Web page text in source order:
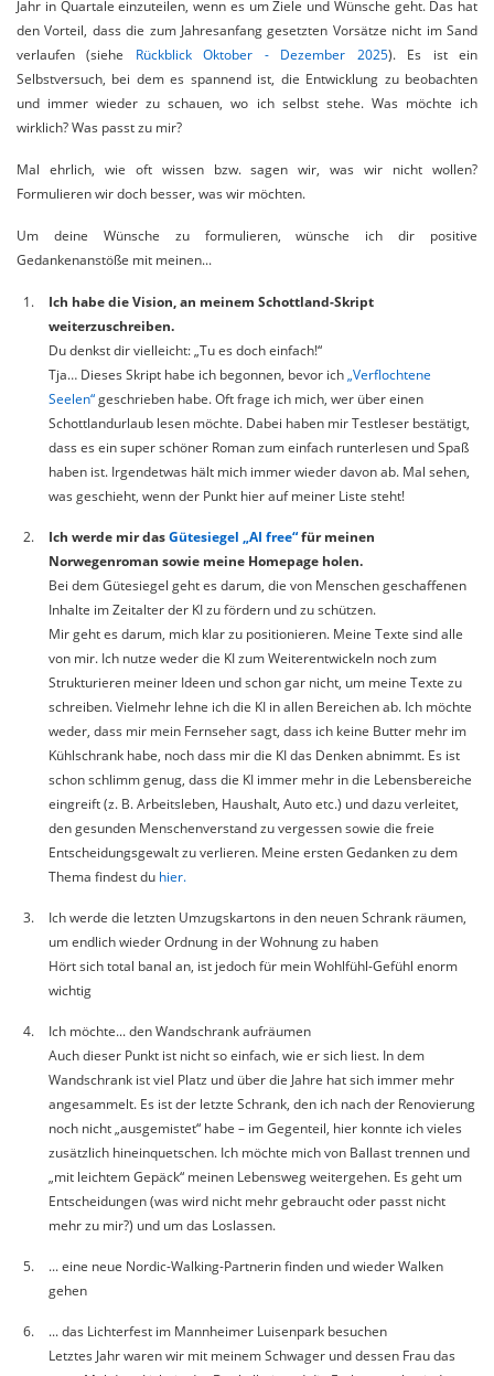
Jahr in Quartale einzuteilen, wenn es um Ziele und Wünsche geht. Das hat
den Vorteil, dass die zum Jahresanfang gesetzten Vorsätze nicht im Sand
verlaufen (siehe Rückblick Oktober - Dezember 2025). Es ist ein
Selbstversuch, bei dem es spannend ist, die Entwicklung zu beobachten
und immer wieder zu schauen, wo ich selbst stehe. Was möchte ich
wirklich? Was passt zu mir?
Mal ehrlich, wie oft wissen bzw. sagen wir, was wir nicht wollen?
Formulieren wir doch besser, was wir möchten.
Um deine Wünsche zu formulieren, wünsche ich dir positive
Gedankenanstöße mit meinen...
Ich habe die Vision, an meinem Schottland-Skript
weiterzuschreiben.
Du denkst dir vielleicht: „Tu es doch einfach!“
Tja… Dieses Skript habe ich begonnen, bevor ich„Verflochtene
Seelen“geschrieben habe. Oft frage ich mich, wer über einen
Schottlandurlaub lesen möchte. Dabei haben mir Testleser bestätigt,
dass es ein super schöner Roman zum einfach runterlesen und Spaß
haben ist. Irgendetwas hält mich immer wieder davon ab. Mal sehen,
was geschieht, wenn der Punkt hier auf meiner Liste steht!
Ich werde mir dasGütesiegel „AI free“für meinen
Norwegenroman sowie meine Homepage holen.
Bei dem Gütesiegel geht es darum, die von Menschen geschaffenen
Inhalte im Zeitalter der KI zu fördern und zu schützen.
Mir geht es darum, mich klar zu positionieren. Meine Texte sind alle
von mir. Ich nutze weder die KI zum Weiterentwickeln noch zum
Strukturieren meiner Ideen und schon gar nicht, um meine Texte zu
schreiben. Vielmehr lehne ich die KI in allen Bereichen ab. Ich möchte
weder, dass mir mein Fernseher sagt, dass ich keine Butter mehr im
Kühlschrank habe, noch dass mir die KI das Denken abnimmt. Es ist
schon schlimm genug, dass die KI immer mehr in die Lebensbereiche
eingreift (z. B. Arbeitsleben, Haushalt, Auto etc.) und dazu verleitet,
den gesunden Menschenverstand zu vergessen sowie die freie
Entscheidungsgewalt zu verlieren. Meine ersten Gedanken zu dem
Thema findest du hier.
Ich werde die letzten Umzugskartons in den neuen Schrank räumen,
um endlich wieder Ordnung in der Wohnung zu haben
Hört sich total banal an, ist jedoch für mein Wohlfühl-Gefühl enorm
wichtig
Ich möchte... den Wandschrank aufräumen
Auch dieser Punkt ist nicht so einfach, wie er sich liest. In dem
Wandschrank ist viel Platz und über die Jahre hat sich immer mehr
angesammelt. Es ist der letzte Schrank, den ich nach der Renovierung
noch nicht „ausgemistet“ habe – im Gegenteil, hier konnte ich vieles
zusätzlich hineinquetschen. Ich möchte mich von Ballast trennen und
„mit leichtem Gepäck“ meinen Lebensweg weitergehen. Es geht um
Entscheidungen (was wird nicht mehr gebraucht oder passt nicht
mehr zu mir?) und um das Loslassen.
... eine neue Nordic-Walking-Partnerin finden und wieder Walken
gehen
... das Lichterfest im Mannheimer Luisenpark besuchen
Letztes Jahr waren wir mit meinem Schwager und dessen Frau das